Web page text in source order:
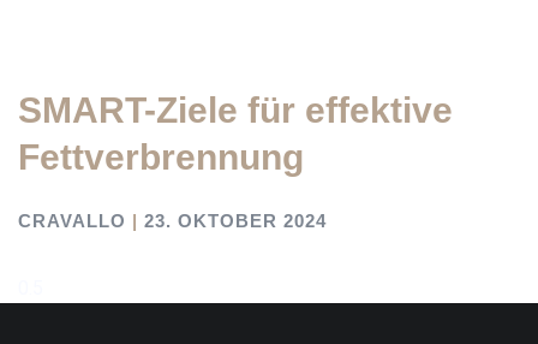
SMART-Ziele für effektive
Fettverbrennung
CRAVALLO 23. OKTOBER 2024